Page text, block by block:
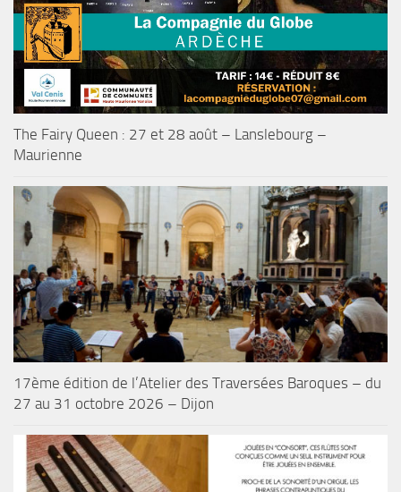
The Fairy Queen : 27 et 28 août – Lanslebourg –
Maurienne
17ème édition de l’Atelier des Traversées Baroques – du
27 au 31 octobre 2026 – Dijon